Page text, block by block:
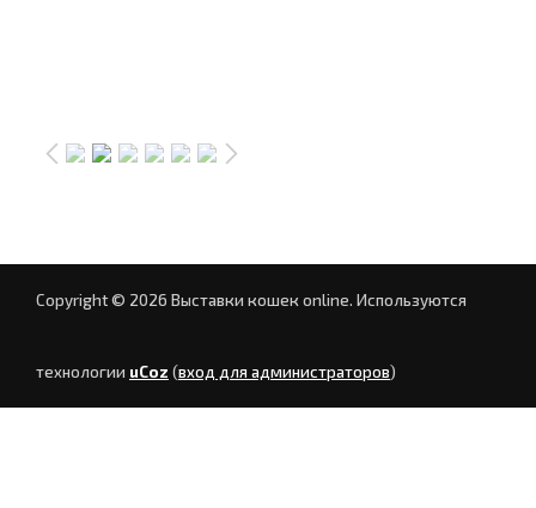
Copyright © 2026 Выставки кошек online. Используются
технологии uCoz (вход для администраторов)